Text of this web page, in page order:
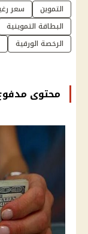
التموين سعر
البطاقة التموينية
الرخصة الورقية
محتوى